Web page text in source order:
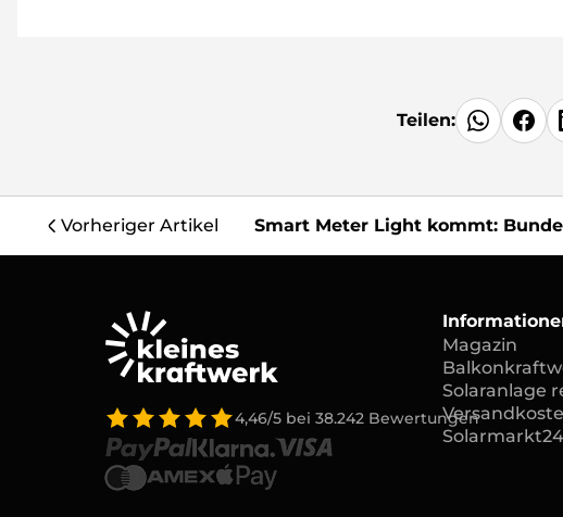
Teilen:
Vorheriger Artikel Smart Meter Light kommt:
4,46/5 bei 38.242 Bewertungen
Magazin
Solaranlage